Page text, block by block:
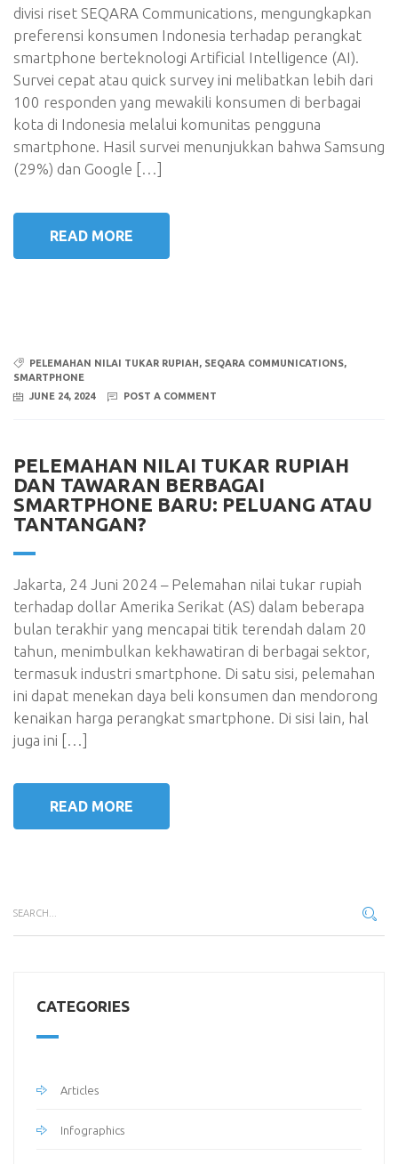
divisi riset SEQARA Communications, mengungkapkan
preferensi konsumen Indonesia terhadap perangkat
smartphone berteknologi Artificial Intelligence (AI).
Survei cepat atau quick survey ini melibatkan lebih dari
100 responden yang mewakili konsumen di berbagai
kota di Indonesia melalui komunitas pengguna
smartphone. Hasil survei menunjukkan bahwa Samsung
(29%) dan Google […]
READ MORE
PELEMAHAN NILAI TUKAR RUPIAH, SEQARA COMMUNICATIONS,
SMARTPHONE
JUNE 24, 2024
POST A COMMENT
PELEMAHAN NILAI TUKAR RUPIAH
DAN TAWARAN BERBAGAI
SMARTPHONE BARU: PELUANG ATAU
TANTANGAN?
Jakarta, 24 Juni 2024 – Pelemahan nilai tukar rupiah
terhadap dollar Amerika Serikat (AS) dalam beberapa
bulan terakhir yang mencapai titik terendah dalam 20
tahun, menimbulkan kekhawatiran di berbagai sektor,
termasuk industri smartphone. Di satu sisi, pelemahan
ini dapat menekan daya beli konsumen dan mendorong
kenaikan harga perangkat smartphone. Di sisi lain, hal
juga ini […]
READ MORE
CATEGORIES
Articles
Infographics